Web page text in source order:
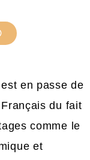
est en passe de
du fait
comme le
et